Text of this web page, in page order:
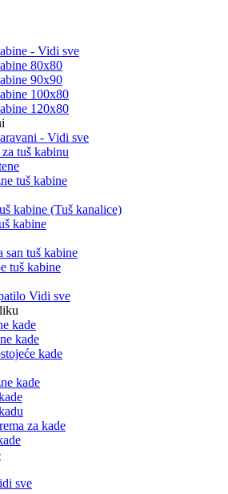
- Vidi sve
80x80
90x90
100x80
120x80
- Vidi sve
tuš kabinu
tuš kabine
kabine (Tuš kanalice)
kabine
san tuš kabine
tuš kabine
Vidi sve
kade
kade
kade
kade
za kade
sve